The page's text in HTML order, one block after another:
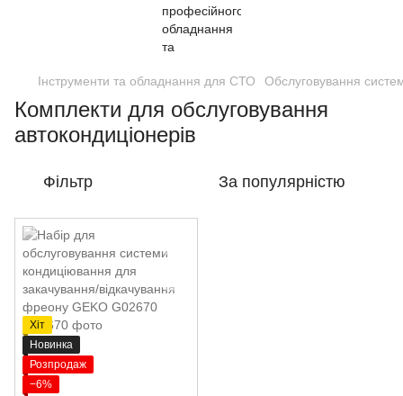
Інструменти та обладнання для СТО Обслуговування
Комплекти для обслуговування
автокондиціонерів
Фільтр За популярністю
Хіт
Новинка
Розпродаж
−6%